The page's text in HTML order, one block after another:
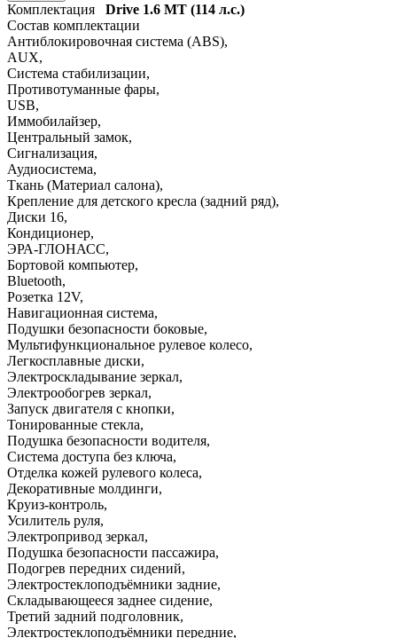
Комплектация Drive 1.6 MT (114 л.с.)
Состав комплектации
Антиблокировочная система (ABS),
AUX,
Система стабилизации,
Противотуманные фары,
USB,
Иммобилайзер,
Центральный замок,
Сигнализация,
Аудиосистема,
Ткань (Материал салона),
Крепление для детского кресла (задний ряд),
Диски 16,
Кондиционер,
ЭРА-ГЛОНАСС,
Бортовой компьютер,
Bluetooth,
Розетка 12V,
Навигационная система,
Подушки безопасности боковые,
Мультифункциональное рулевое колесо,
Легкосплавные диски,
Электроскладывание зеркал,
Электрообогрев зеркал,
Запуск двигателя с кнопки,
Тонированные стекла,
Подушка безопасности водителя,
Система доступа без ключа,
Отделка кожей рулевого колеса,
Декоративные молдинги,
Круиз-контроль,
Усилитель руля,
Электропривод зеркал,
Подушка безопасности пассажира,
Подогрев передних сидений,
Электростеклоподъёмники задние,
Складывающееся заднее сидение,
Третий задний подголовник,
Электростеклоподъёмники передние,